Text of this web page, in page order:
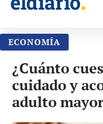
ECONOMÍA
¿Cuánto
cuidado y
adulto